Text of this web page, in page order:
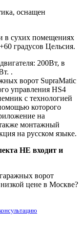
оснащен
в сухих помещениях
градусов Цельсия.
200Вт, в
.
ворот SupraMatic
управления HS4
с технологией
которого
на
монтажный
на русском языке.
НЕ входит и
ворот
цене в Москве?